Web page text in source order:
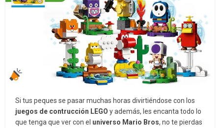
Si tus peques se pasar muchas horas divirtiéndose con los
juegos de contrucción LEGO y además, les encanta todo lo
que tenga que ver con el universo Mario Bros, no te pierdas